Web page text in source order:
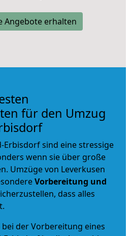
Angebote erhalten
für den Umzug
Erbisdorf sind eine stressige
wenn sie über große
Umzüge von Leverkusen
Vorbereitung und
dass alles
der Vorbereitung eines